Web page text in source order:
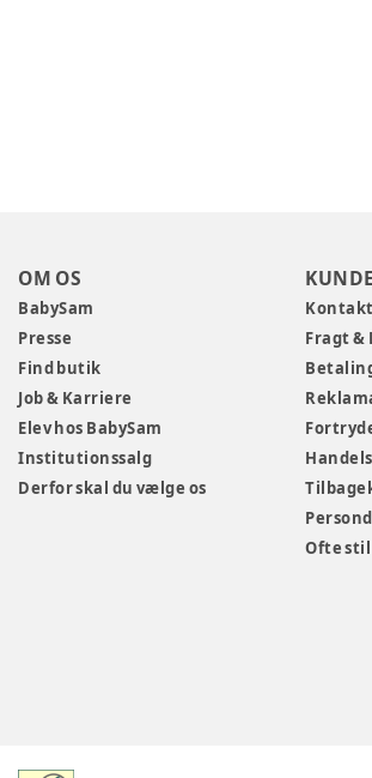
OM OS
BabySam
Presse
Find butik
Job & Karriere
Elev hos BabySam
Institutionssalg
Derfor skal du vælge os
Fragt &
Ofte